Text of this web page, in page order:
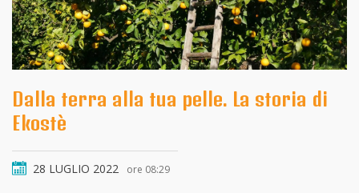
Dalla terra alla tua pelle. La storia di
Ekostè
28 LUGLIO 2022 ore 08:29